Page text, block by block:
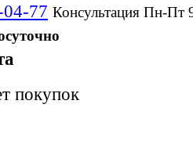
77 Консультация Пн-
покупок